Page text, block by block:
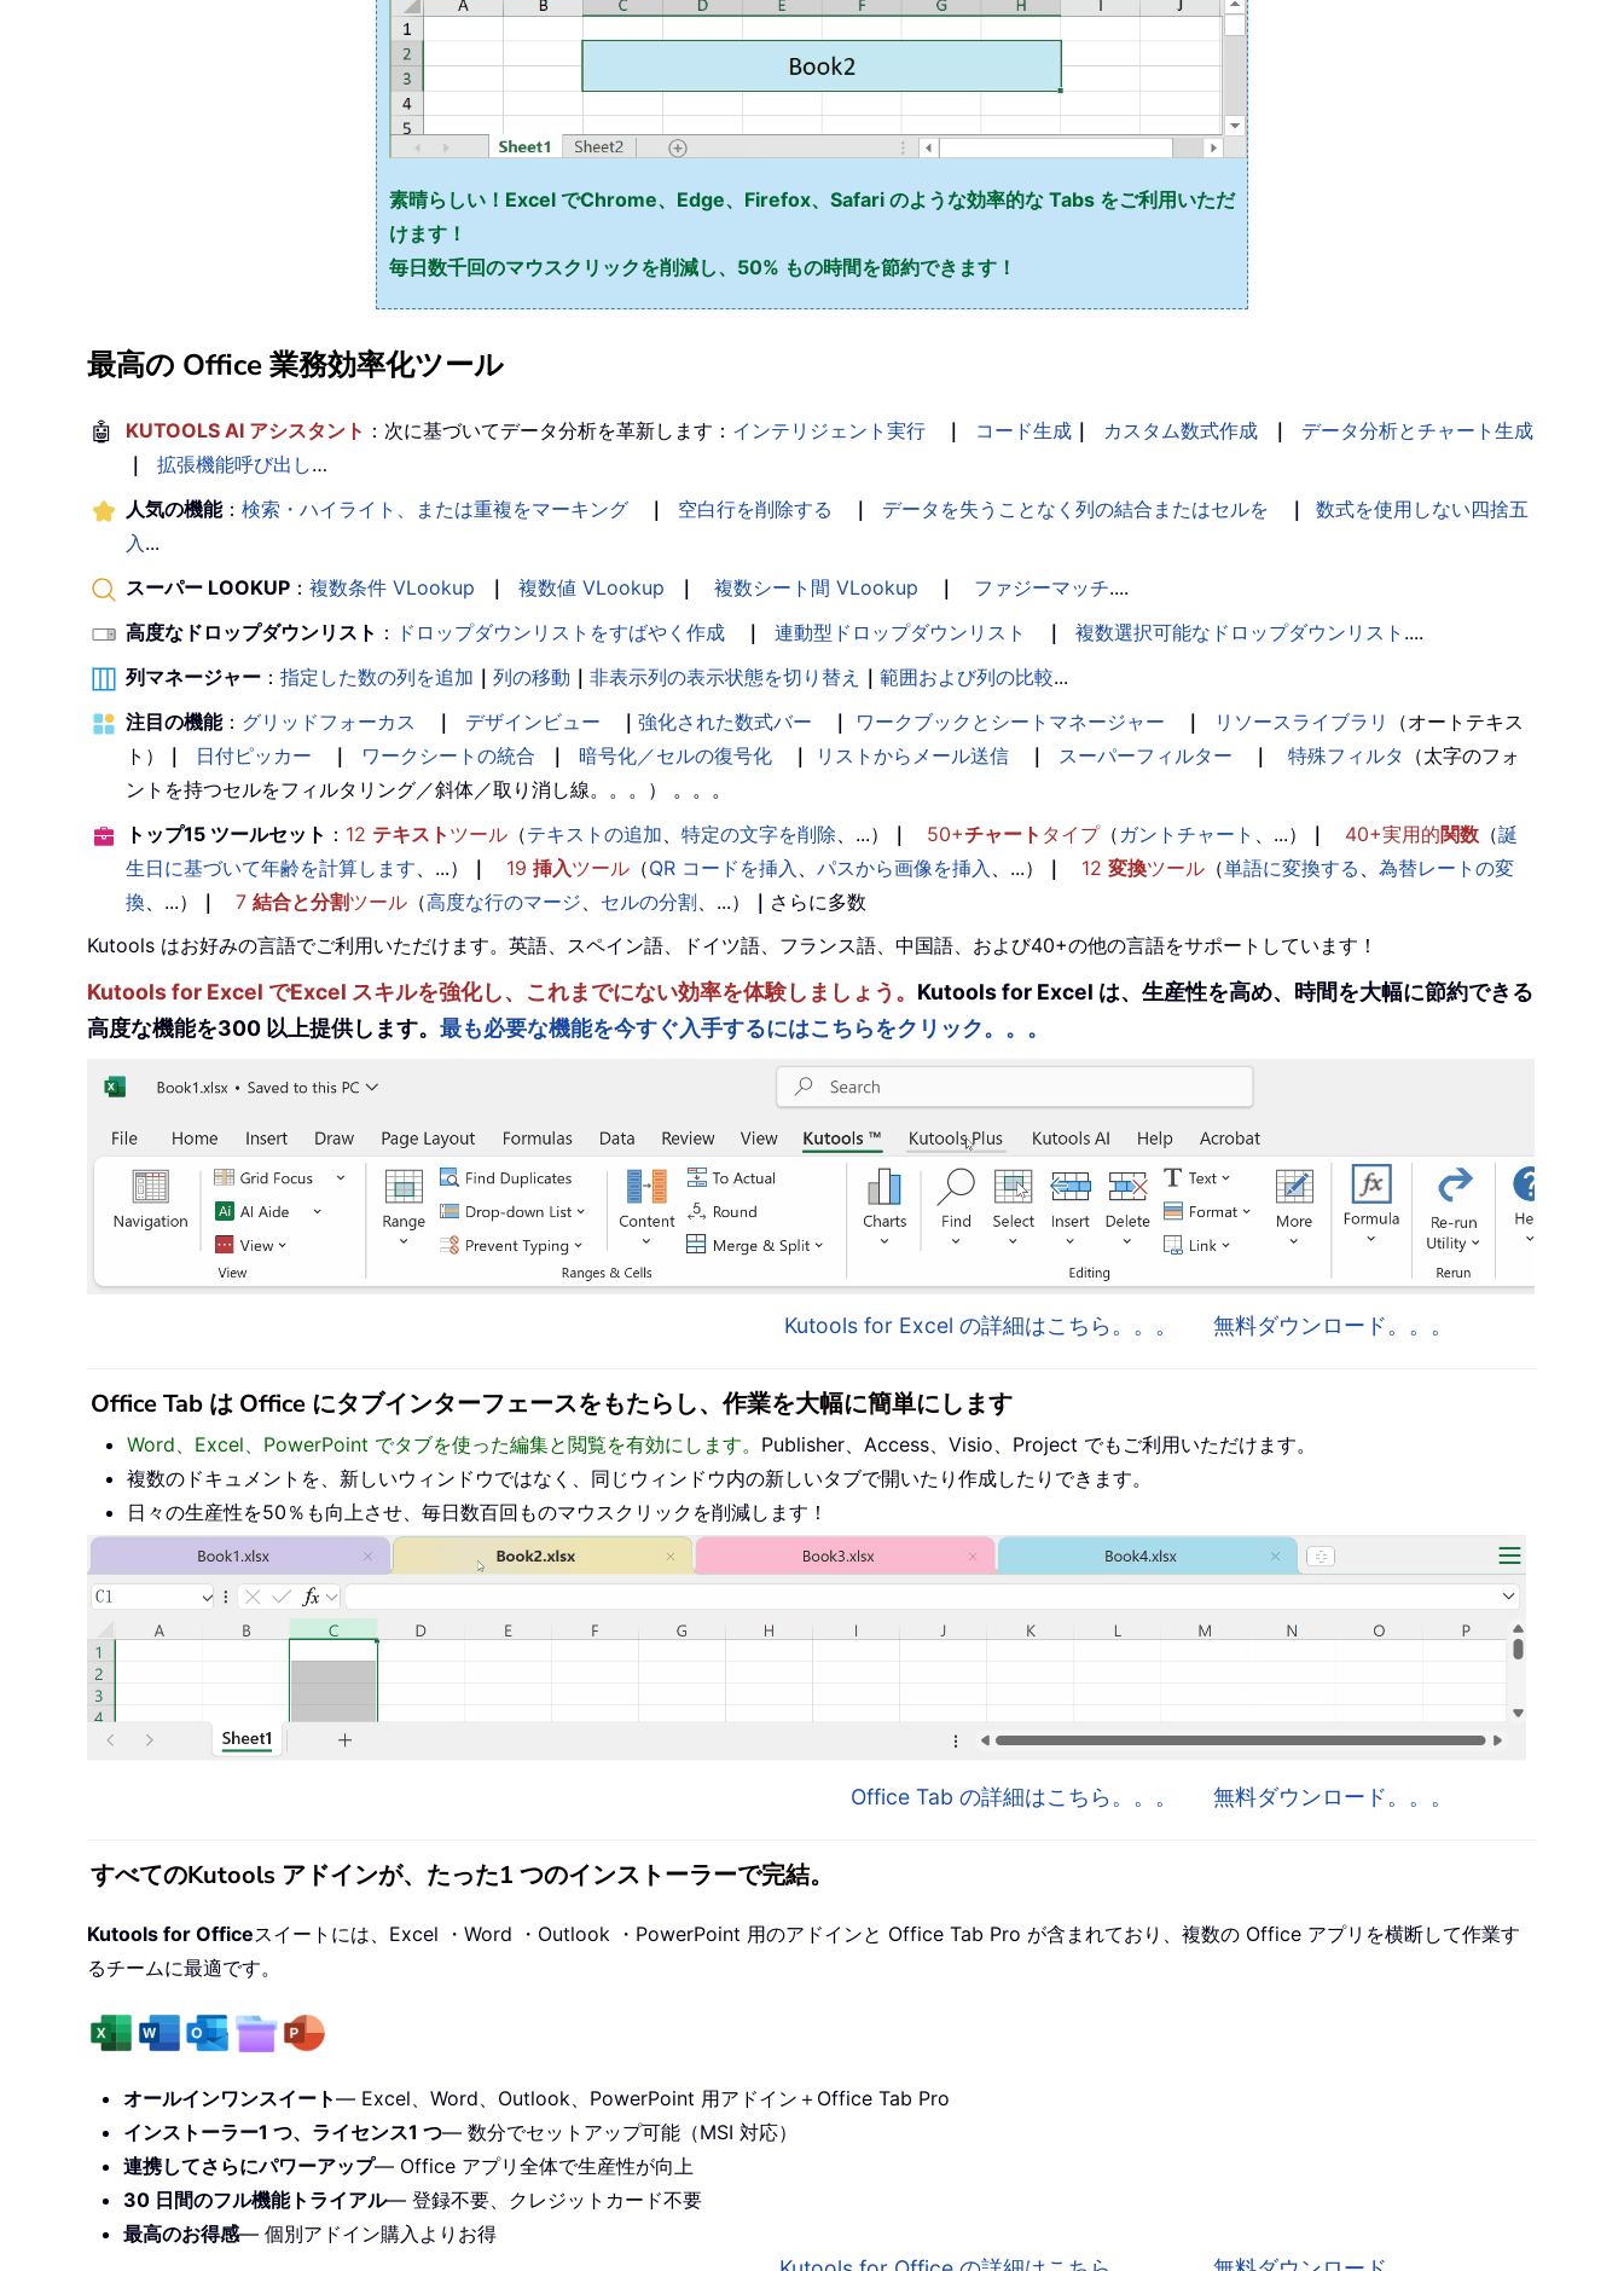
素晴らしい！Excel でChrome、Edge、Firefox、Safari のような効率的な Tabs をご利用いただ
けます！
毎日数千回のマウスクリックを削減し、50% もの時間を節約できます！
最高の Office 業務効率化ツール
🤖 KUTOOLS AI アシスタント ：次に基づいてデータ分析を革新します： インテリジェント実行 ｜ コード生成 ｜ カスタム数式作成 ｜
データ分析とチャート生成
｜
拡張機能呼び出し…
人気の機能： 検索・ハイライト、または重複をマーキング ｜ 空白行を削除する ｜ データを失うことなく列の結合またはセルを ｜
数式を使用しない四捨五
入...
スーパー LOOKUP ： 複数条件 VLookup ｜ 複数値 VLookup ｜ 複数シート間 VLookup ｜ ファジーマッチ....
高度なドロップダウンリスト ： ドロップダウンリストをすばやく作成 ｜ 連動型ドロップダウンリスト ｜ 複数選択可能なドロップダウンリスト ....
列マネージャー ： 指定した数の列を追加 ｜ 列の移動 ｜ 非表示列の表示状態を切り替え ｜ 範囲および列の比較...
注目の機能： グリッドフォーカス ｜ デザインビュー ｜ 強化された数式バー ｜ ワークブックとシートマネージャー ｜ リソースライブラリ
（オートテキス
ト）
｜ 日付ピッカー ｜ ワークシートの統合 ｜ 暗号化／セルの復号化 ｜ リストからメール送信 ｜ スーパーフィルター ｜ 特殊フィルタ （太字のフォ
ントを持つセルをフィルタリング／斜体／取り消し線。。。） 。。。
トップ15 ツールセット ： 12 テキスト ツール （テキストの追加、 特定の文字を削除、...） ｜ 50+チャート タイプ（ ガントチャート 、...） ｜ 40+実用的関数 （誕
生日に基づいて年齢を計算します、...） ｜ 19 挿入ツール （QR コードを挿入 、 パスから画像を挿入 、...） ｜ 12 変換ツール （単語に変換する 、 為替レートの変
換、...） ｜ 7 結合と分割ツール （高度な行のマージ、 セルの分割、...） ｜ さらに多数
Kutools はお好みの言語でご利用いただけます。英語、スペイン語、ドイツ語、フランス語、中国語、および40+の他の言語をサポートしています！
Kutools for Excel でExcel スキルを強化し、これまでにない効率を体験しましょう。 Kutools for Excel は、生産性を高め、時間を大幅に節約できる
高度な機能を300 以上提供します。 最も必要な機能を今すぐ入手するにはこちらをクリック。。。
Kutools for Excel の詳細はこちら。。。 無料ダウンロード。。。
Office Tab は Office にタブインターフェースをもたらし、作業を大幅に簡単にします
Word、Excel、PowerPoint でタブを使った編集と閲覧を有効にします。 Publisher、Access、Visio、Project でもご利用いただけます。
複数のドキュメントを、新しいウィンドウではなく、同じウィンドウ内の新しいタブで開いたり作成したりできます。
日々の生産性を50％も向上させ、毎日数百回ものマウスクリックを削減します！
Office Tab の詳細はこちら。。。 無料ダウンロード。。。
すべてのKutools アドインが、たった1 つのインストーラーで完結。
Kutools for Officeスイートには、Excel ・Word ・Outlook ・PowerPoint 用のアドインと Office Tab Pro が含まれており、複数の Office アプリを横断して作業す
るチームに最適です。
オールインワンスイート— Excel、Word、Outlook、PowerPoint 用アドイン＋Office Tab Pro
インストーラー1 つ、ライセンス1 つ— 数分でセットアップ可能（MSI 対応）
連携してさらにパワーアップ— Office アプリ全体で生産性が向上
30 日間のフル機能トライアル— 登録不要、クレジットカード不要
最高のお得感— 個別アドイン購入よりお得